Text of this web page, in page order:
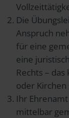
Die
Anspruch
für eine
eine
Rechts –
oder
Ihr
mittelbar